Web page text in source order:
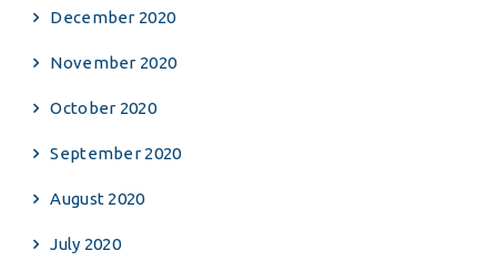
December 2020
November 2020
October 2020
September 2020
August 2020
July 2020